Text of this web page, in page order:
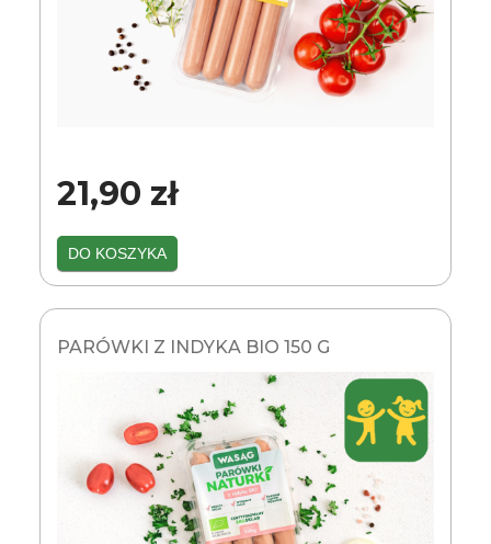
21,90 zł
DO KOSZYKA
PARÓWKI Z INDYKA BIO 150 G